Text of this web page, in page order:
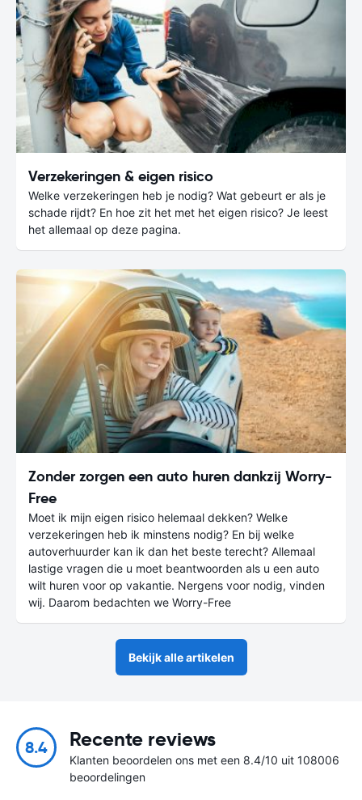
Verzekeringen & eigen risico
Welke verzekeringen heb je nodig? Wat gebeurt er als je
schade rijdt? En hoe zit het met het eigen risico? Je leest
het allemaal op deze pagina.
Zonder zorgen een auto huren dankzij Worry-
Free
Moet ik mijn eigen risico helemaal dekken? Welke
verzekeringen heb ik minstens nodig? En bij welke
autoverhuurder kan ik dan het beste terecht? Allemaal
lastige vragen die u moet beantwoorden als u een auto
wilt huren voor op vakantie. Nergens voor nodig, vinden
wij. Daarom bedachten we Worry-Free
Bekijk alle artikelen
8.4 Recente reviews
Klanten beoordelen ons met een 8.4/10 uit 108006
beoordelingen